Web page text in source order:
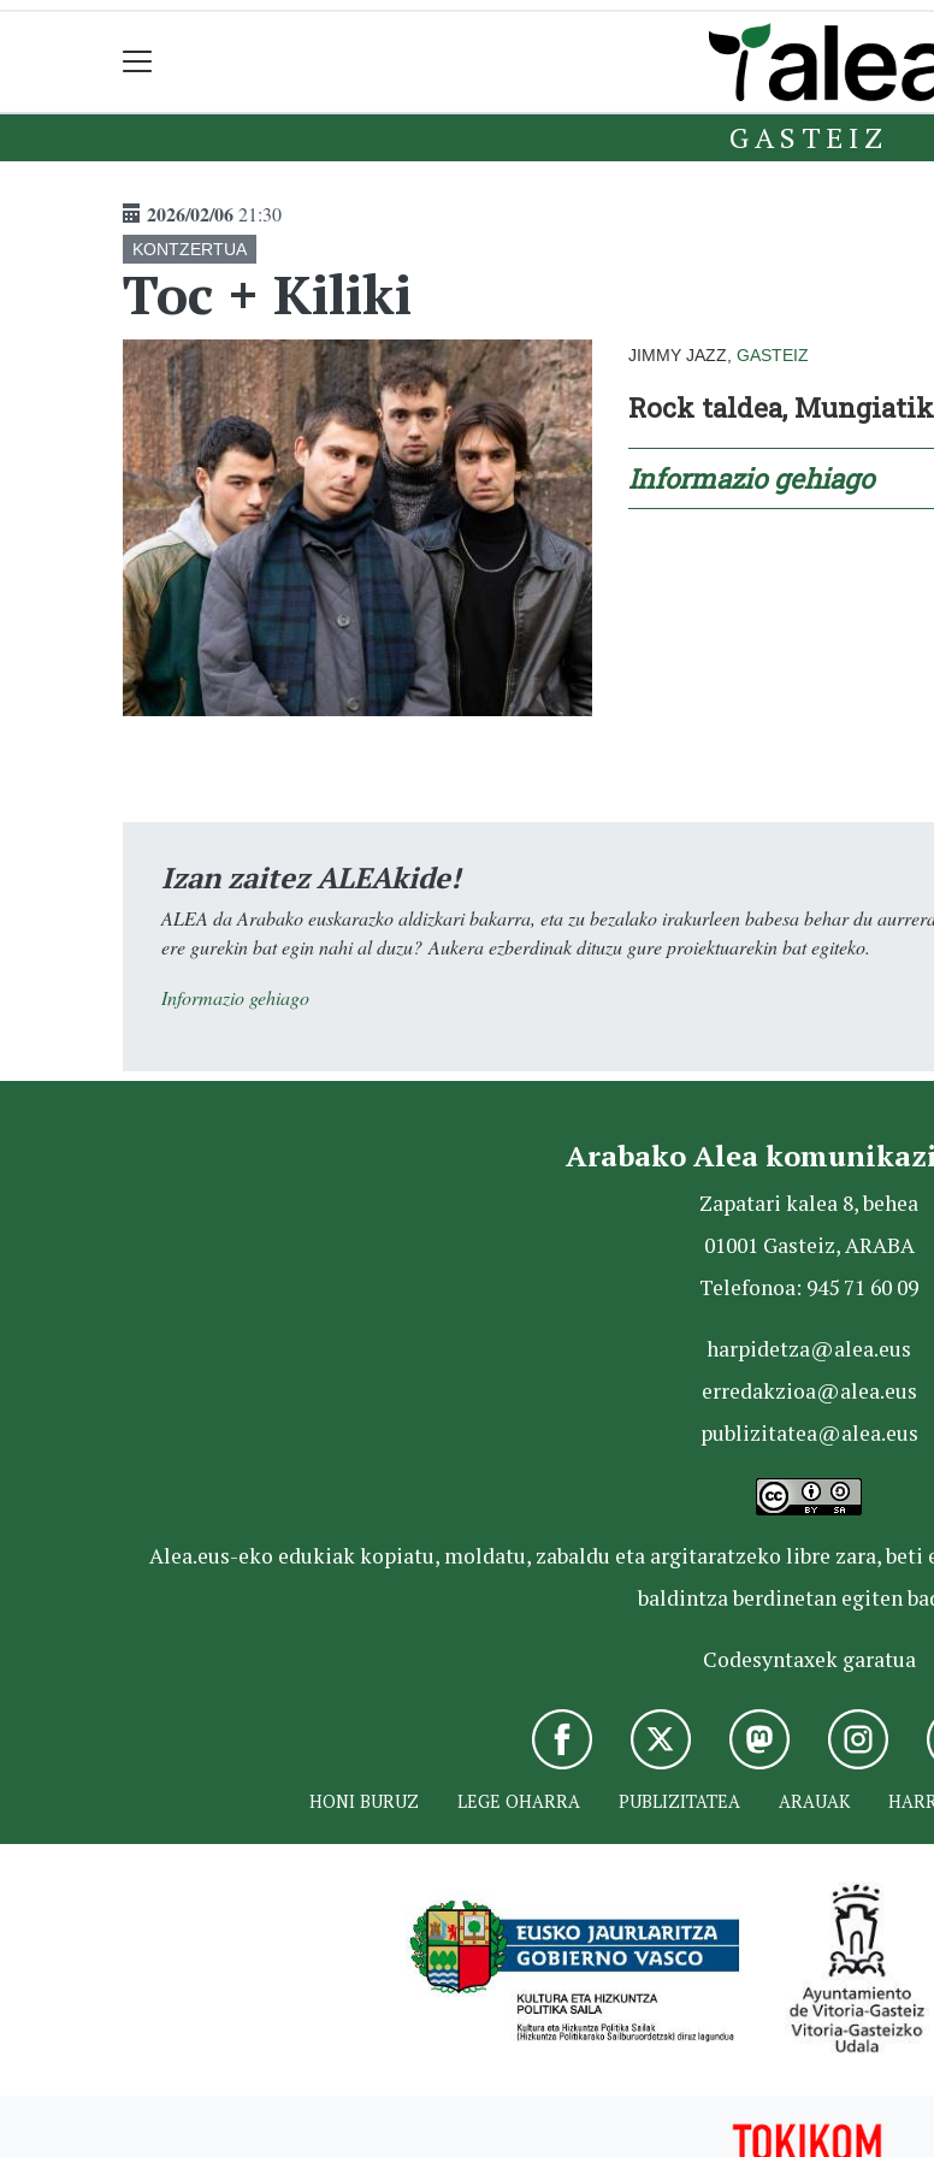
GASTEIZ
2026/02/0621:30
KONTZERTUA
Toc + Kiliki
JIMMY JAZZ, GASTEIZ
Rock taldea,
Informazio gehiago
Izan zaitez ALEAkide!
ALEA da Arabako euskarazko aldizkari bakarra, eta zu bezalako irakurleen babesa behar du
ere gurekin bat egin nahi al duzu? Aukera ezberdinak dituzu gure proiektuarekin bat egiteko.
Informazio gehiago
Arabako Alea
Zapatari kalea 8, behea
01001 Gasteiz, ARABA
Telefonoa: 945 71 60 09
harpidetza@alea.eus
erredakzioa@alea.eus
publizitatea@alea.eus
Alea.eus-eko edukiak kopiatu, moldatu, zabaldu eta argitaratzeko libre zara,
baldintza berdinetan egiten
Codesyntaxek garatua
HONI BURUZ LEGE OHARRA PUBLIZITATEA ARAUAK